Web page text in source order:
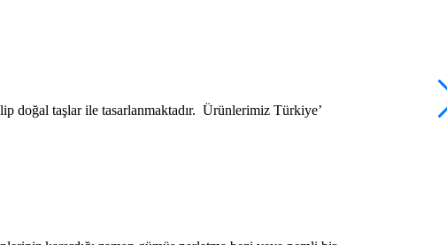
doğal taşlar ile tasarlanmaktadır. Ürünlerimiz Türkiye’